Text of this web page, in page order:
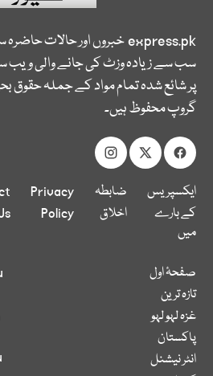
express.pkخبروں اور حالات
سب سے زیادہ وزٹ کی جانے والی
پر شائع شدہ تمام مواد کے جملہ حقوق
گروپ محفوظ ہیں۔
ایکسپریس
کے بارے
میں
ضابطہ
اخلاق
Privacy
Policy
صفحۂ اول
تازہ ترین
غزہ لہو لہو
پاکستان
انٹر نیشنل